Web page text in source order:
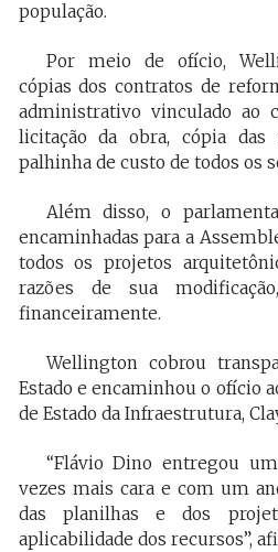
população.
Por meio de ofício,
cópias dos contratos de
administrativo vinculado ao
licitação da obra, cópia
palhinha de custo de todos os
Além disso, o
encaminhadas para a
todos os projetos
razões de sua
financeiramente.
Wellington cobrou
Estado e encaminhou o ofício
de Estado da Infraestrutura,
“Flávio Dino entregou
vezes mais cara e com um
das planilhas e dos
aplicabilidade dos recursos”,